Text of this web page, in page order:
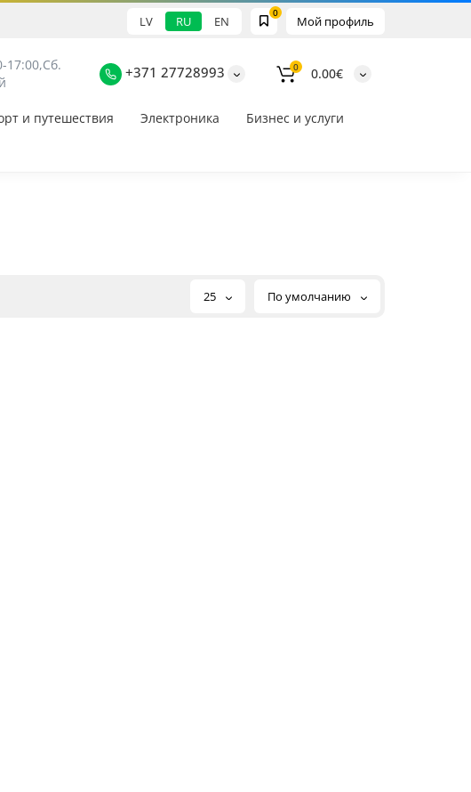
Мой профиль
0
LV RU EN
17:00,Сб.
+371 27728993 0 0.00€
и путешествия Электроника Бизнес и услуги
25 По умолчанию